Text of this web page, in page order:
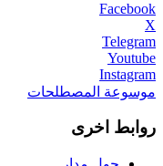
Facebook
X
Telegram
Youtube
Instagram
موسوعة المصطلحات
روابط اخرى